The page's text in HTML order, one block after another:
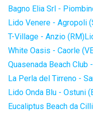
Bagno Elia Srl -
Lido Venere - Agropoli
T-Village - Anzio (RM)
White Oasis - Caorle
Quasenada Beach Club
La Perla del Tirreno -
Lido Onda Blu - Ostuni
Eucaliptus Beach da